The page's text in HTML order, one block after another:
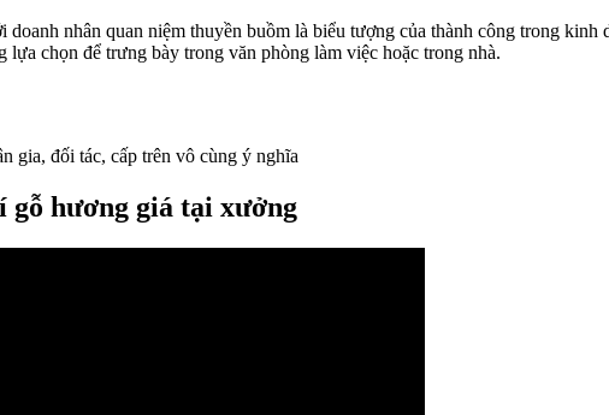
doanh nhân quan niệm thuyền buồm là biểu tượng của thành công trong
chọn để trưng bày trong văn phòng làm việc hoặc trong nhà.
gia, đối tác, cấp trên vô cùng ý nghĩa
hương giá tại xưởng